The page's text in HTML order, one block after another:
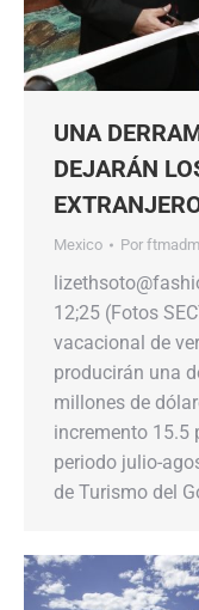
UNA
DEJARÁN
Mexico Por
12;25 (Fotos
vacacional de
producirán una
millones de
incremento 15.5
periodo julio-
de Turismo del